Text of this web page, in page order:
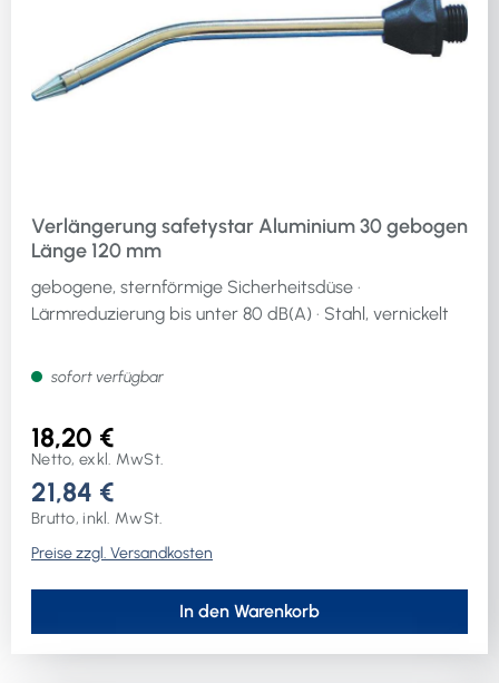
Verlängerung safetystar Aluminium 30 gebogen
Länge 120 mm
gebogene, sternförmige Sicherheitsdüse ·
Lärmreduzierung bis unter 80 dB(A) · Stahl, vernickelt
sofort verfügbar
18,20 €
Netto, exkl. MwSt.
21,84 €
Brutto, inkl. MwSt.
Preise zzgl. Versandkosten
In den Warenkorb